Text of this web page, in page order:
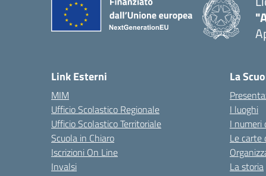
Link Esterni
MIM
Ufficio Scolastico Regionale
Ufficio Scolastico Territoriale
Scuola in Chiaro
Iscrizioni On Line
Invalsi
La
I luoghi
I numeri
Le carte
La storia